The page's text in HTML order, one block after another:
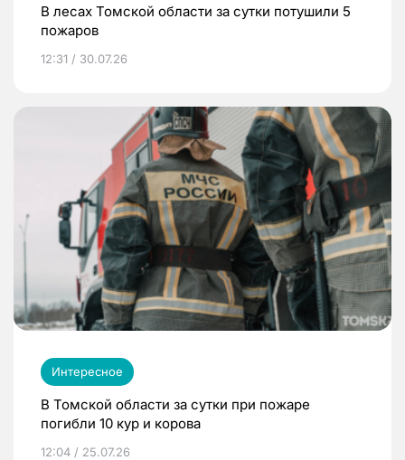
В лесах Томской области за сутки потушили 5
пожаров
12:31 / 30.07.26
Интересное
В Томской области за сутки при пожаре
погибли 10 кур и корова
12:04 / 25.07.26